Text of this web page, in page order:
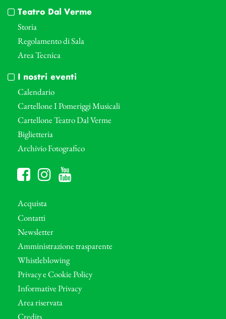
Teatro Dal Verme
Storia
Regolamento di Sala
Area Tecnica
I nostri eventi
Calendario
Cartellone I Pomeriggi Musicali
Cartellone Teatro Dal Verme
Biglietteria
Archivio Fotografico
Acquista
Contatti
Newsletter
Amministrazione trasparente
Whistleblowing
Privacy e Cookie Policy
Informative Privacy
Area riservata
Credits